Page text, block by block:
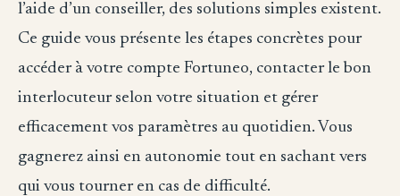
l’aide d’un conseiller, des solutions simples existent.
Ce guide vous présente les étapes concrètes pour
accéder à votre compte Fortuneo, contacter le bon
interlocuteur selon votre situation et gérer
efficacement vos paramètres au quotidien. Vous
gagnerez ainsi en autonomie tout en sachant vers
qui vous tourner en cas de difficulté.